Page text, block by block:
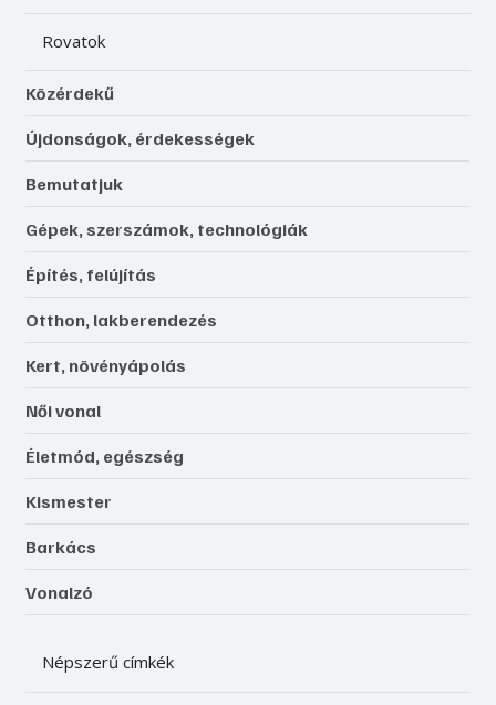
Rovatok
Közérdekű
Újdonságok, érdekességek
Bemutatjuk
Gépek, szerszámok, technológiák
Építés, felújítás
Otthon, lakberendezés
Kert, növényápolás
Női vonal
Életmód, egészség
Kismester
Barkács
Vonalzó
Népszerű címkék